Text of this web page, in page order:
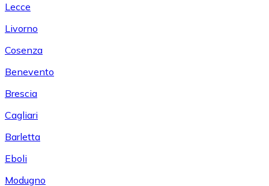
Lecce
Livorno
Cosenza
Benevento
Brescia
Cagliari
Barletta
Eboli
Modugno